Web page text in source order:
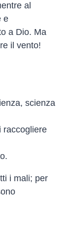
al
e
a Dio. Ma
il vento!
scienza
raccogliere
i mali; per